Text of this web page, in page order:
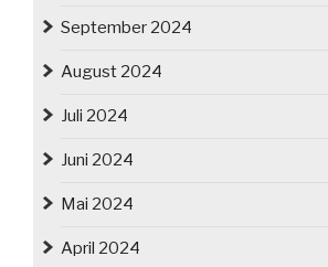
September 2024
August 2024
Juli 2024
Juni 2024
Mai 2024
April 2024